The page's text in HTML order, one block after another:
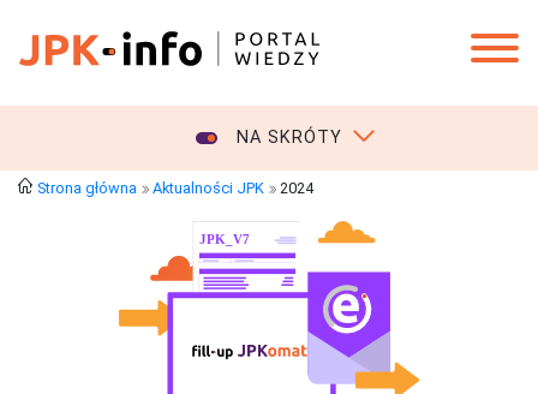
NA SKRÓTY
Strona główna Aktualności JPK 2024